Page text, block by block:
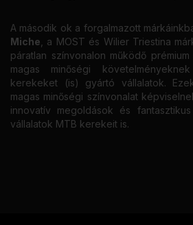
A második ok a forgalmazott
Miche , a MOST és Wilier Triestina
páratlan színvonalon működő
magas minőségi
kerekeket (is) gyártó vállalatok.
magas minőségi színvonalat
innovatív megoldások és
vállalatok MTB kerekeit is.